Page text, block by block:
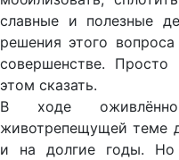
славные и полезные
решения этого
совершенстве.
этом сказать.
В ходе
животрепещущей теме
и на долгие годы. Но